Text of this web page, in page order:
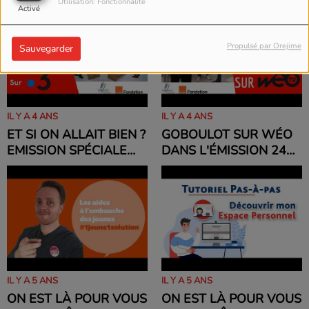
Activé
Utilisation: Fonctionnalité
Sauvegarder Propulsé par Orejime
IL Y A 4 ANS
ET SI ON ALLAIT BIEN ?
EMISSION SPÉCIALE
GOBOULOT SUR
FRANCE 3
IL Y A 4 ANS
GOBOULOT SUR WÉO
DANS L'ÉMISSION 24
HAUTS DE FRANCE ET
LES CHASSEURS
D'EMPLOI
IL Y A 5 ANS
ON EST LÀ POUR VOUS
IL Y A 5 ANS
ON EST LÀ POUR VOUS